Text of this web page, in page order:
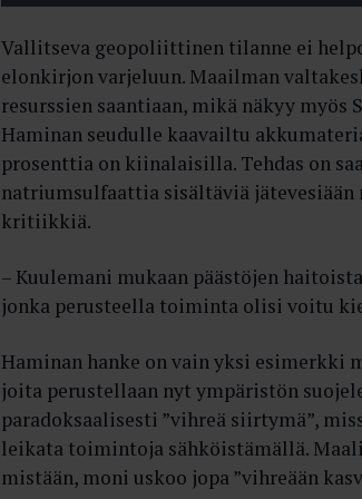
Vallitseva geopoliittinen tilanne ei
elonkirjon varjeluun. Maailman
resurssien saantiaan, mikä näkyy myös
Haminan seudulle kaavailtu
prosenttia on kiinalaisilla. Tehdas on
natriumsulfaattia sisältäviä jätevesiään
kritiikkiä.
– Kuulemani mukaan päästöjen
jonka perusteella toiminta olisi voitu
Haminan hanke on vain yksi
joita perustellaan nyt ympäristön
paradoksaalisesti ”vihreä siirtymä”,
leikata toimintoja sähköistämällä.
mistään, moni uskoo jopa ”vihreään